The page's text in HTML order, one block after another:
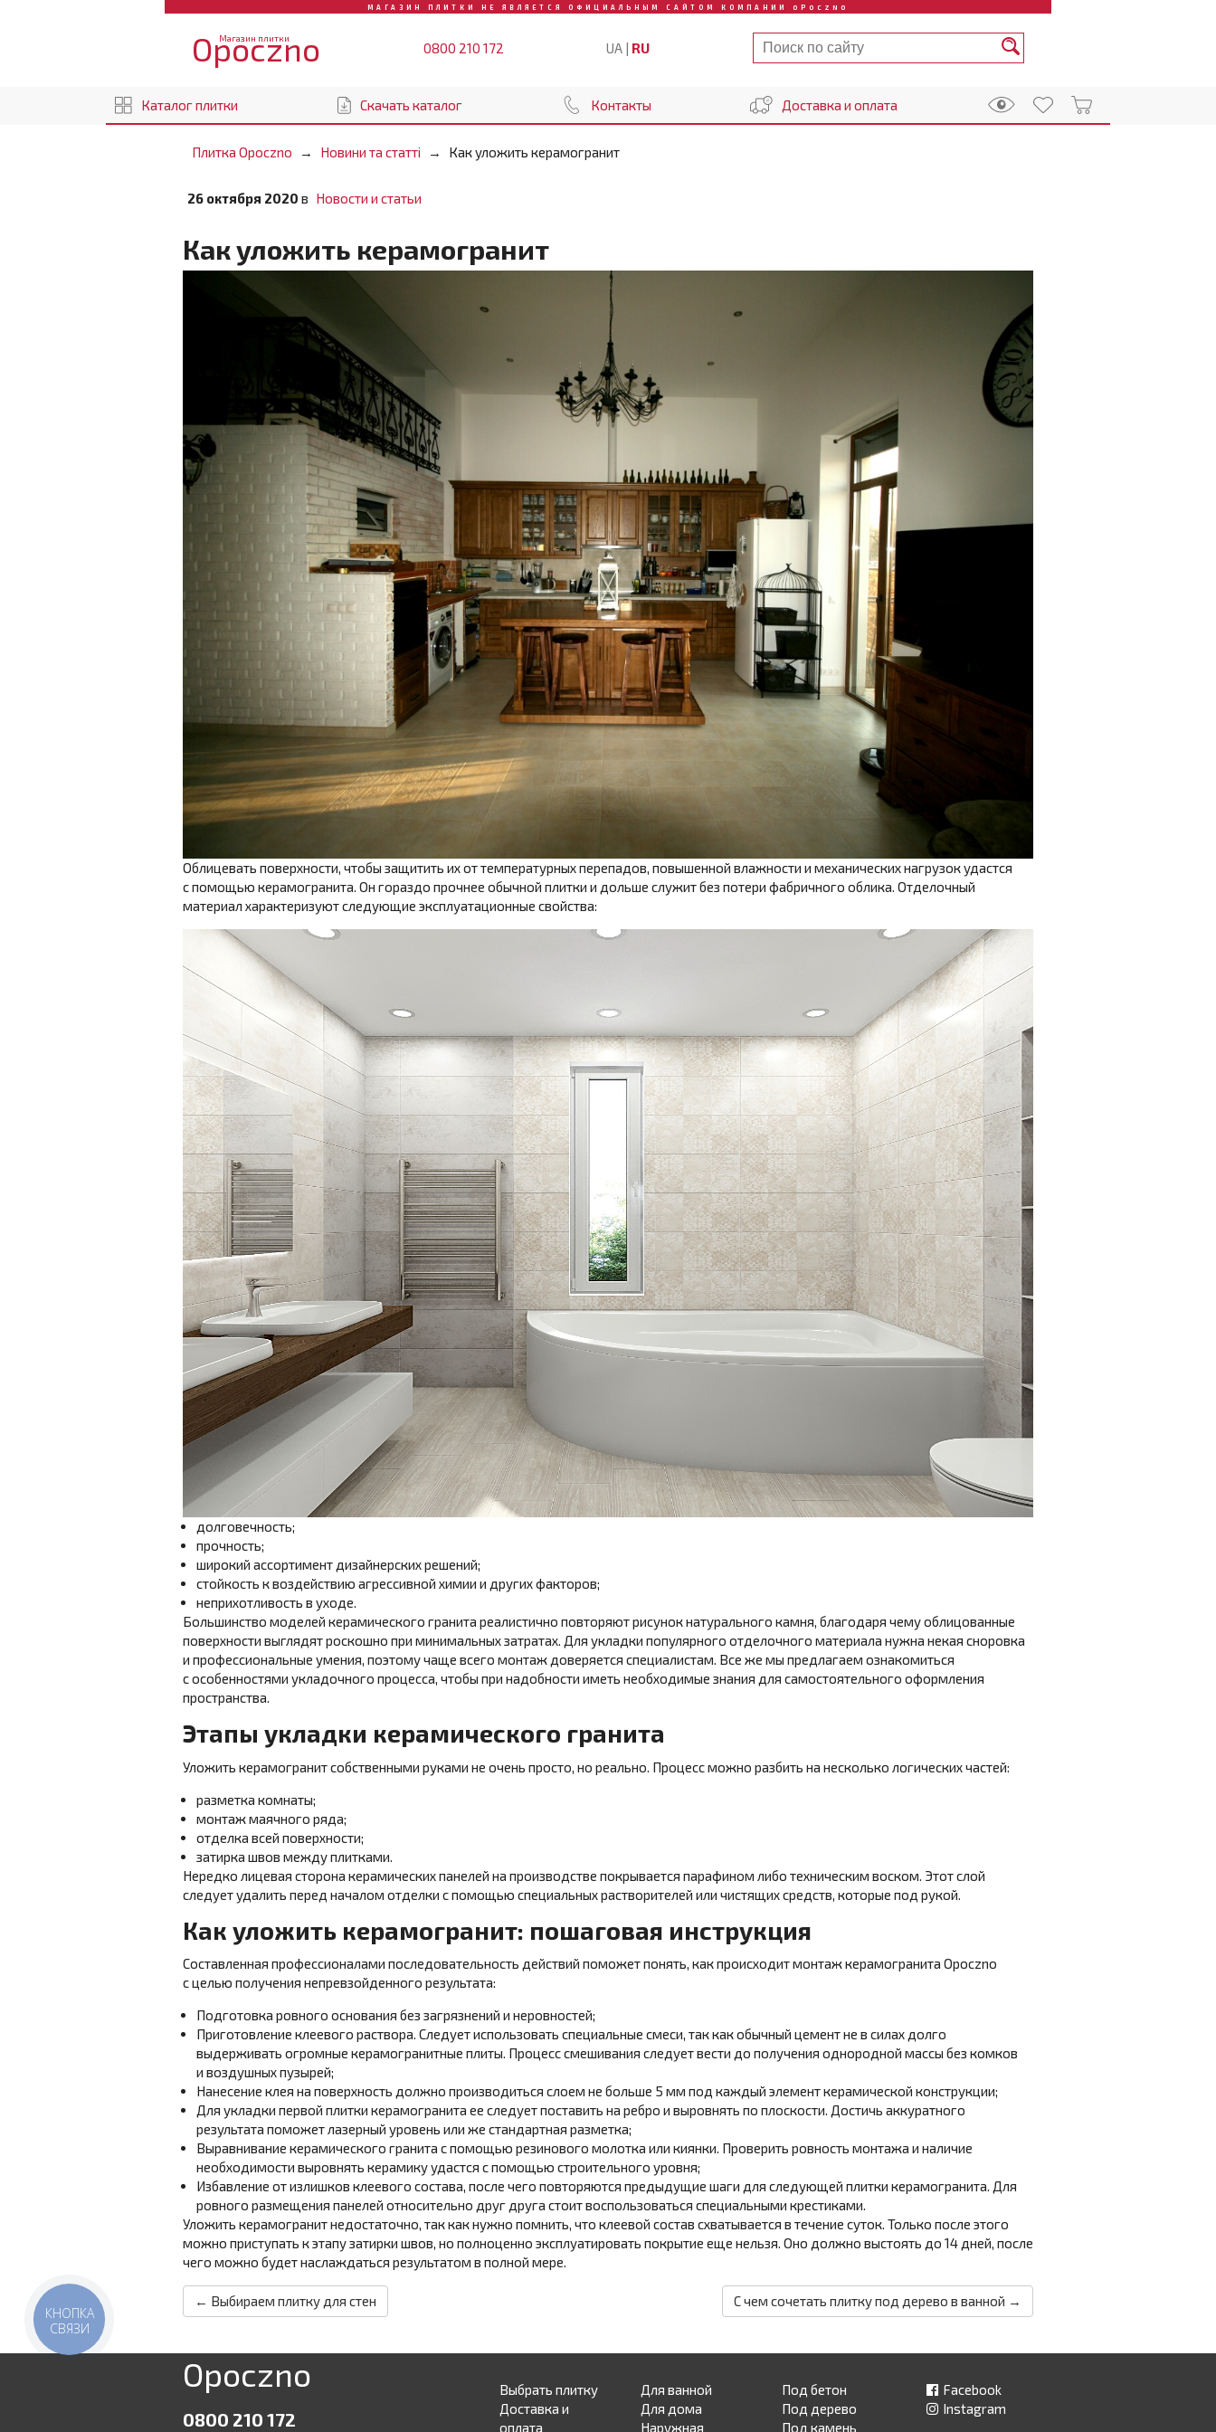
МАГАЗИН ПЛИТКИ НЕ ЯВЛЯЕТСЯ ОФИЦИАЛЬНЫМ САЙТОМ КОМПАНИИ OPOCZNO
Магазин плитки
Opoczno 0800 210 172 UA |RU
Каталог плитки Скачать каталог Контакты Доставка и оплата
Плитка Opoczno Новини та статті Как уложить керамогранит
26 октября 2020 в Новости и статьи
Как уложить керамогранит
Облицевать поверхности, чтобы защитить их от температурных перепадов, повышенной влажности и механических нагрузок удастся
с помощью керамогранита. Он гораздо прочнее обычной плитки и дольше служит без потери фабричного облика. Отделочный
материал характеризуют следующие эксплуатационные свойства:
долговечность;
прочность;
широкий ассортимент дизайнерских решений;
стойкость к воздействию агрессивной химии и других факторов;
неприхотливость в уходе.
Большинство моделей керамического гранита реалистично повторяют рисунок натурального камня, благодаря чему облицованные
поверхности выглядят роскошно при минимальных затратах. Для укладки популярного отделочного материала нужна некая сноровка
и профессиональные умения, поэтому чаще всего монтаж доверяется специалистам. Все же мы предлагаем ознакомиться
с особенностями укладочного процесса, чтобы при надобности иметь необходимые знания для самостоятельного оформления
пространства.
Этапы укладки керамического гранита
Уложить керамогранит собственными руками не очень просто, но реально. Процесс можно разбить на несколько логических частей:
разметка комнаты;
монтаж маячного ряда;
отделка всей поверхности;
затирка швов между плитками.
Нередко лицевая сторона керамических панелей на производстве покрывается парафином либо техническим воском. Этот слой
следует удалить перед началом отделки с помощью специальных растворителей или чистящих средств, которые под рукой.
Как уложить керамогранит: пошаговая инструкция
Составленная профессионалами последовательность действий поможет понять, как происходит монтаж керамогранита Opoczno
с целью получения непревзойденного результата:
Подготовка ровного основания без загрязнений и неровностей;
Приготовление клеевого раствора. Следует использовать специальные смеси, так как обычный цемент не в силах долго
выдерживать огромные керамогранитные плиты. Процесс смешивания следует вести до получения однородной массы без комков
и воздушных пузырей;
Нанесение клея на поверхность должно производиться слоем не больше 5 мм под каждый элемент керамической конструкции;
Для укладки первой плитки керамогранита ее следует поставить на ребро и выровнять по плоскости. Достичь аккуратного
результата поможет лазерный уровень или же стандартная разметка;
Выравнивание керамического гранита с помощью резинового молотка или киянки. Проверить ровность монтажа и наличие
необходимости выровнять керамику удастся с помощью строительного уровня;
Избавление от излишков клеевого состава, после чего повторяются предыдущие шаги для следующей плитки керамогранита. Для
ровного размещения панелей относительно друг друга стоит воспользоваться специальными крестиками.
Уложить керамогранит недостаточно, так как нужно помнить, что клеевой состав схватывается в течение суток. Только после этого
можно приступать к этапу затирки швов, но полноценно эксплуатировать покрытие еще нельзя. Оно должно выстоять до 14 дней, после
чего можно будет наслаждаться результатом в полной мере.
← Выбираем плитку для стен С чем сочетать плитку под дерево в ванной →
Opoczno
0800 210 172
Выбрать плитку
Доставка и
оплата
Для ванной
Для дома
Наружная
Под бетон
Под дерево
Под камень
Facebook
Instagram
КНОПКА
СВЯЗИ